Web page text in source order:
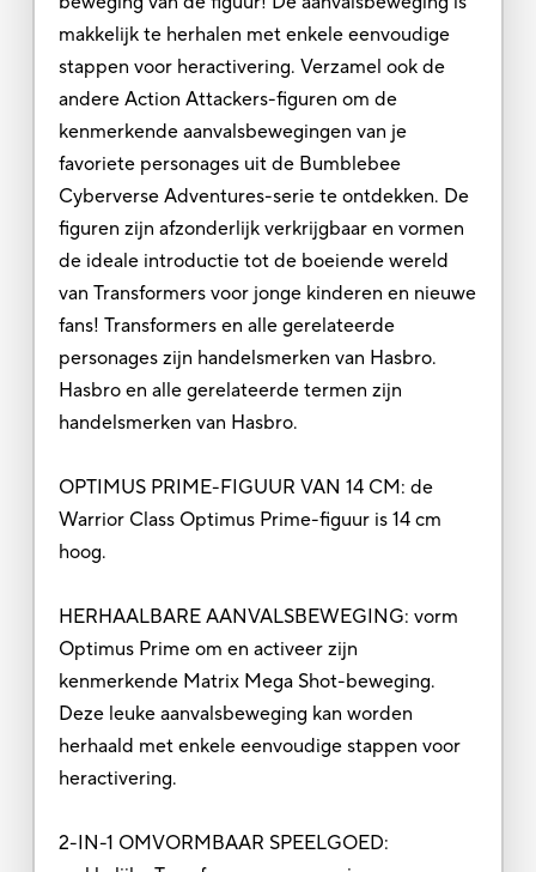
makkelijk te herhalen met enkele eenvoudige
stappen voor heractivering. Verzamel ook de
andere Action Attackers-figuren om de
kenmerkende aanvalsbewegingen van je
favoriete personages uit de Bumblebee
Cyberverse Adventures-serie te ontdekken. De
figuren zijn afzonderlijk verkrijgbaar en vormen
de ideale introductie tot de boeiende wereld
van Transformers voor jonge kinderen en nieuwe
fans! Transformers en alle gerelateerde
personages zijn handelsmerken van Hasbro.
Hasbro en alle gerelateerde termen zijn
handelsmerken van Hasbro.
OPTIMUS PRIME-FIGUUR VAN 14 CM: de
Warrior Class Optimus Prime-figuur is 14 cm
hoog.
HERHAALBARE AANVALSBEWEGING: vorm
Optimus Prime om en activeer zijn
kenmerkende Matrix Mega Shot-beweging.
Deze leuke aanvalsbeweging kan worden
herhaald met enkele eenvoudige stappen voor
heractivering.
2-IN-1 OMVORMBAAR SPEELGOED: